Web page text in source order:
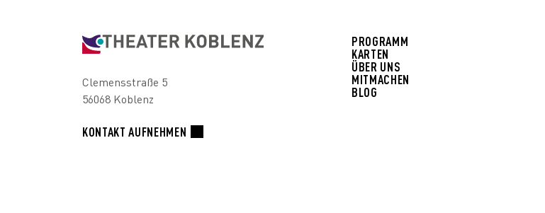
Clemensstraße 5
56068 Koblenz
KONTAKT AUFNEHMEN
PROGRAMM
KARTEN
ÜBER UNS
MITMACHEN
BLOG